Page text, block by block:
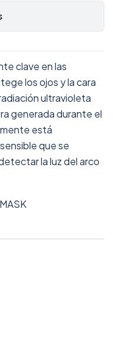
clave en las
los ojos y la cara
ultravioleta
generada durante el
está
que se
la luz del arco